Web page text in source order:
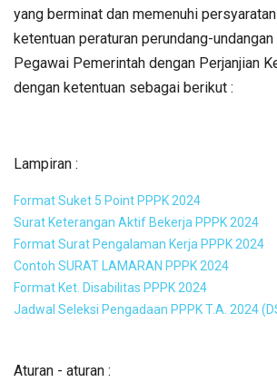
yang berminat dan memenuhi
ketentuan peraturan perundang-
Pegawai Pemerintah dengan Perjanjian
dengan ketentuan sebagai berikut :
Lampiran :
Format Suket 5 Point PPPK 2024
Surat Keterangan Aktif Bekerja PPPK 2024
Format Surat Pengalaman Kerja PPPK 2024
Contoh SURAT LAMARAN PPPK 2024
Format Ket. Disabilitas PPPK 2024
Jadwal Seleksi Pengadaan PPPK T.A. 2024
Aturan - aturan :